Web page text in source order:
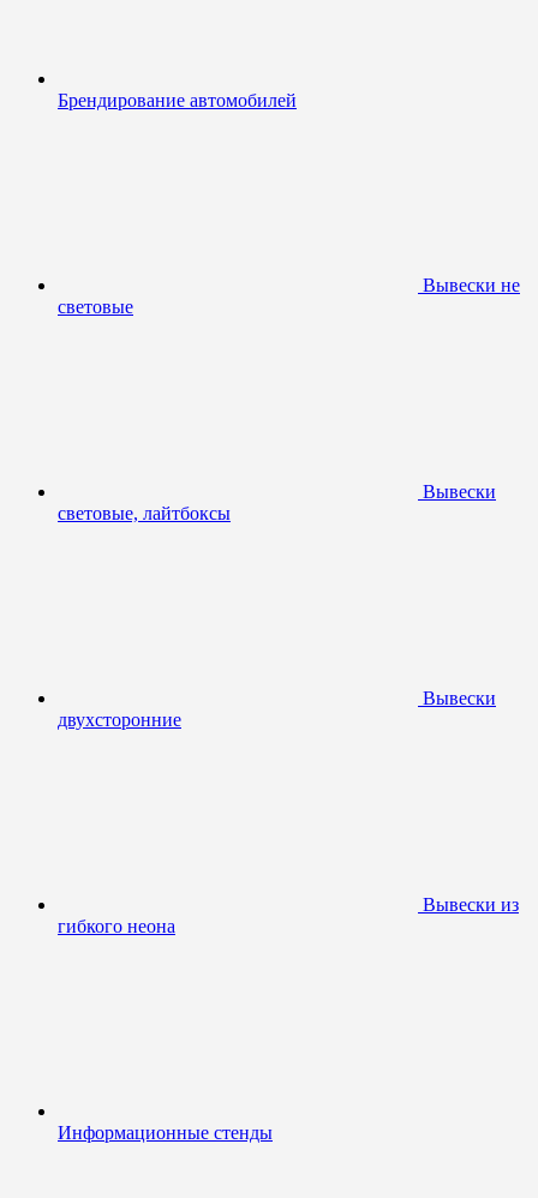
Брендирование автомобилей
Вывески не
световые
Вывески
световые, лайтбоксы
Вывески
двухсторонние
Вывески из
гибкого неона
Информационные стенды